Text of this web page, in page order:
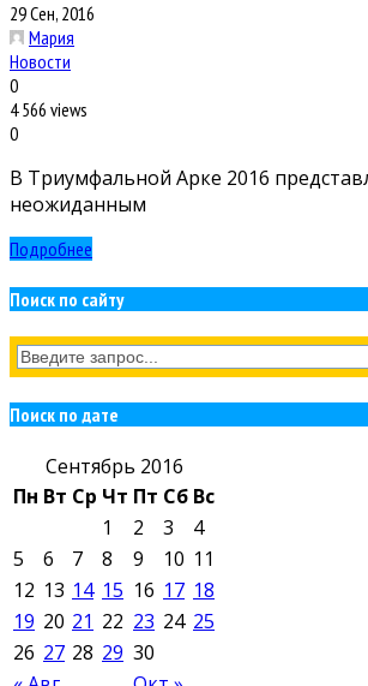
29 Сен, 2016
Мария
Новости
0
4 566 views
0
В Триумфальной Арке 2016
неожиданным
Подробнее
Поиск по сайту
Поиск по дате
Сентябрь 2016
Пн Вт Ср Чт Пт Сб Вс
1 2 3
4
5
6 7 8 9 10 11
12 13 14 15 16 17 18
19 20 21 22 23 24 25
26 27 28 29 30